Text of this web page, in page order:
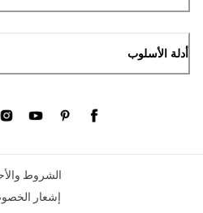
أدلة الأسلوب
الشروط
إشعار